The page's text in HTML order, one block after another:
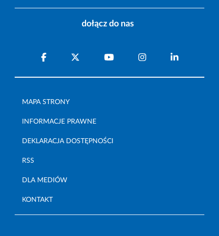
dołącz do nas
MAPA STRONY
INFORMACJE PRAWNE
DEKLARACJA DOSTĘPNOŚCI
RSS
DLA MEDIÓW
KONTAKT